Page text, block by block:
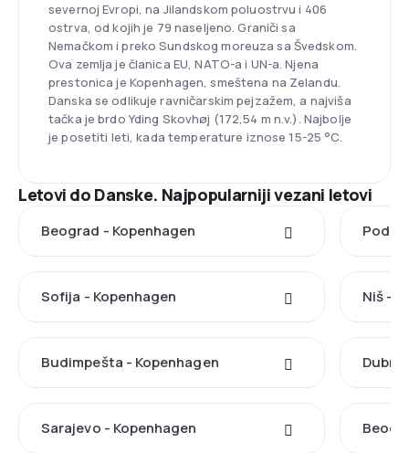
severnoj Evropi, na Jilandskom poluostrvu i 406
ostrva, od kojih je 79 naseljeno. Graniči sa
Nemačkom i preko Sundskog moreuza sa Švedskom.
Ova zemlja je članica EU, NATO-a i UN-a. Njena
prestonica je Kopenhagen, smeštena na Zelandu.
Danska se odlikuje ravničarskim pejzažem, a najviša
tačka je brdo Yding Skovhøj (172,54 m n.v.). Najbolje
je posetiti leti, kada temperature iznose 15-25 °C.
Letovi do Danske. Najpopularniji vezani letovi
Beograd - Kopenhagen
Sofija - Kopenhagen Niš -
Budimpešta - Kopenhagen
Sarajevo - Kopenhagen